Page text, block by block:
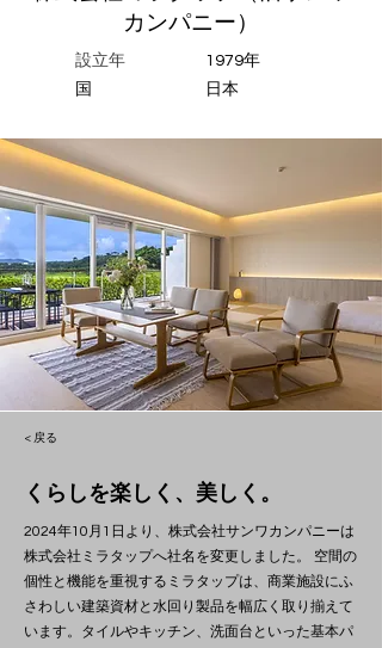
カンパニー）
設立年
​国
1979年
日本
< 戻る
くらしを楽しく、美しく。
2024年10月1日より、株式会社サンワカンパニーは
株式会社ミラタップへ社名を変更しました。 空間の
個性と機能を重視するミラタップは、商業施設にふ
さわしい建築資材と水回り製品を幅広く取り揃えて
います。タイルやキッチン、洗面台といった基本パ